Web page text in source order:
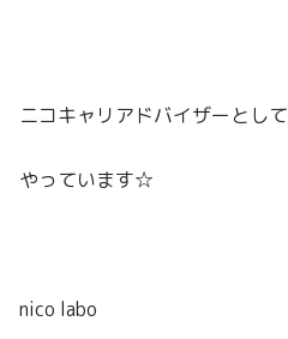
ニコキャリアドバイザーとして
やっています☆
nico labo